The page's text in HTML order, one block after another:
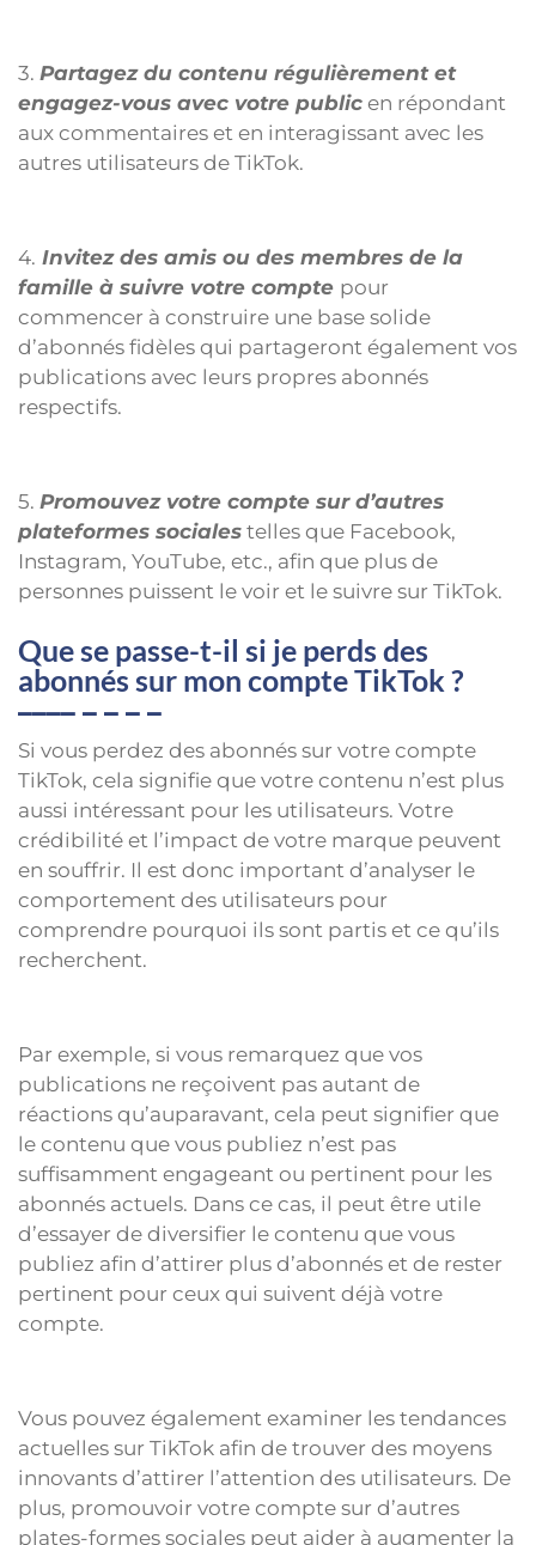
3. Partagez du contenu régulièrement et
engagez-vous avec votre public en répondant
aux commentaires et en interagissant avec les
autres utilisateurs de TikTok.
4. Invitez des amis ou des membres de la
famille à suivre votre compte pour
commencer à construire une base solide
d’abonnés fidèles qui partageront également vos
publications avec leurs propres abonnés
respectifs.
5. Promouvez votre compte sur d’autres
plateformes sociales telles que Facebook,
Instagram, YouTube, etc., afin que plus de
personnes puissent le voir et le suivre sur TikTok.
Que se passe-t-il si je perds des
abonnés sur mon compte TikTok ?
Si vous perdez des abonnés sur votre compte
TikTok, cela signifie que votre contenu n’est plus
aussi intéressant pour les utilisateurs. Votre
crédibilité et l’impact de votre marque peuvent
en souffrir. Il est donc important d’analyser le
comportement des utilisateurs pour
comprendre pourquoi ils sont partis et ce qu’ils
recherchent.
Par exemple, si vous remarquez que vos
publications ne reçoivent pas autant de
réactions qu’auparavant, cela peut signifier que
le contenu que vous publiez n’est pas
suffisamment engageant ou pertinent pour les
abonnés actuels. Dans ce cas, il peut être utile
d’essayer de diversifier le contenu que vous
publiez afin d’attirer plus d’abonnés et de rester
pertinent pour ceux qui suivent déjà votre
compte.
Vous pouvez également examiner les tendances
actuelles sur TikTok afin de trouver des moyens
innovants d’attirer l’attention des utilisateurs. De
plus, promouvoir votre compte sur d’autres
plates-formes sociales peut aider à augmenter la